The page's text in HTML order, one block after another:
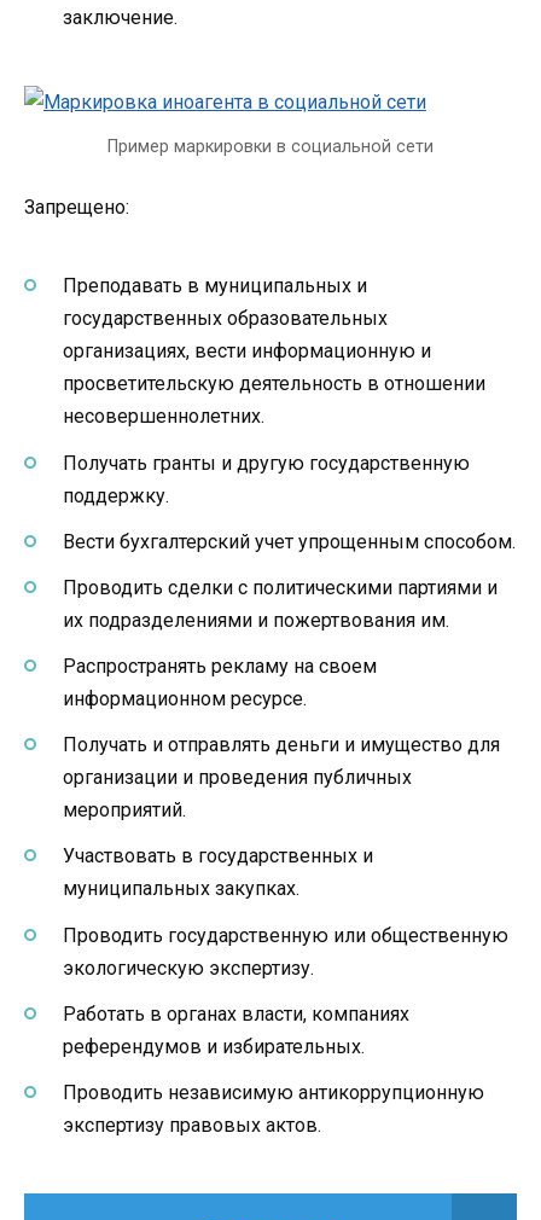
заключение.
Пример маркировки в социальной сети
Запрещено:
Преподавать в муниципальных и
государственных образовательных
организациях, вести информационную и
просветительскую деятельность в отношении
несовершеннолетних.
Получать гранты и другую государственную
поддержку.
Вести бухгалтерский учет упрощенным способом.
Проводить сделки с политическими партиями и
их подразделениями и пожертвования им.
Распространять рекламу на своем
информационном ресурсе.
Получать и отправлять деньги и имущество для
организации и проведения публичных
мероприятий.
Участвовать в государственных и
муниципальных закупках.
Проводить государственную или общественную
экологическую экспертизу.
Работать в органах власти, компаниях
референдумов и избирательных.
Проводить независимую антикоррупционную
экспертизу правовых актов.